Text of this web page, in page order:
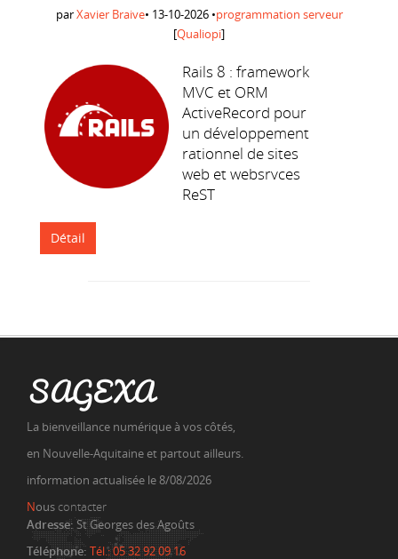
parXavier Braive• 13-10-2026 •programmation serveur
[Qualiopi]
Rails 8 : framework
MVC et ORM
ActiveRecord pour
un développement
rationnel de sites
web et websrvces
ReST
Détail
SAGEXA
La bienveillance numérique à vos côtés,
en Nouvelle-Aquitaine et partout ailleurs.
information actualisée le 8/08/2026
Nous contacter
Adresse:St Georges des Agoûts
Téléphone: Tél.: 05 32 92 09 16